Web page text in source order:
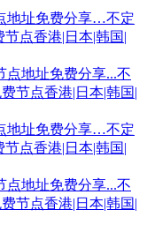
地址免费分享…不定
点香港|日本|韩国|
地址免费分享…不定
点香港|日本|韩国|